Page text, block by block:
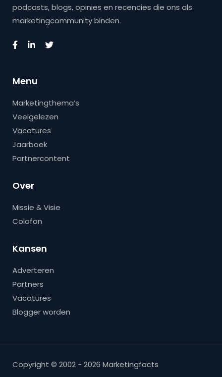
podcasts, blogs, opinies en recencies die ons als
marketingcommunity binden.
Menu
Marketingthema’s
Veelgelezen
Vacatures
Jaarboek
Partnercontent
Over
Missie & Visie
Colofon
Kansen
Adverteren
Partners
Vacatures
Blogger worden
Copyright © 2002 - 2026 Marketingfacts